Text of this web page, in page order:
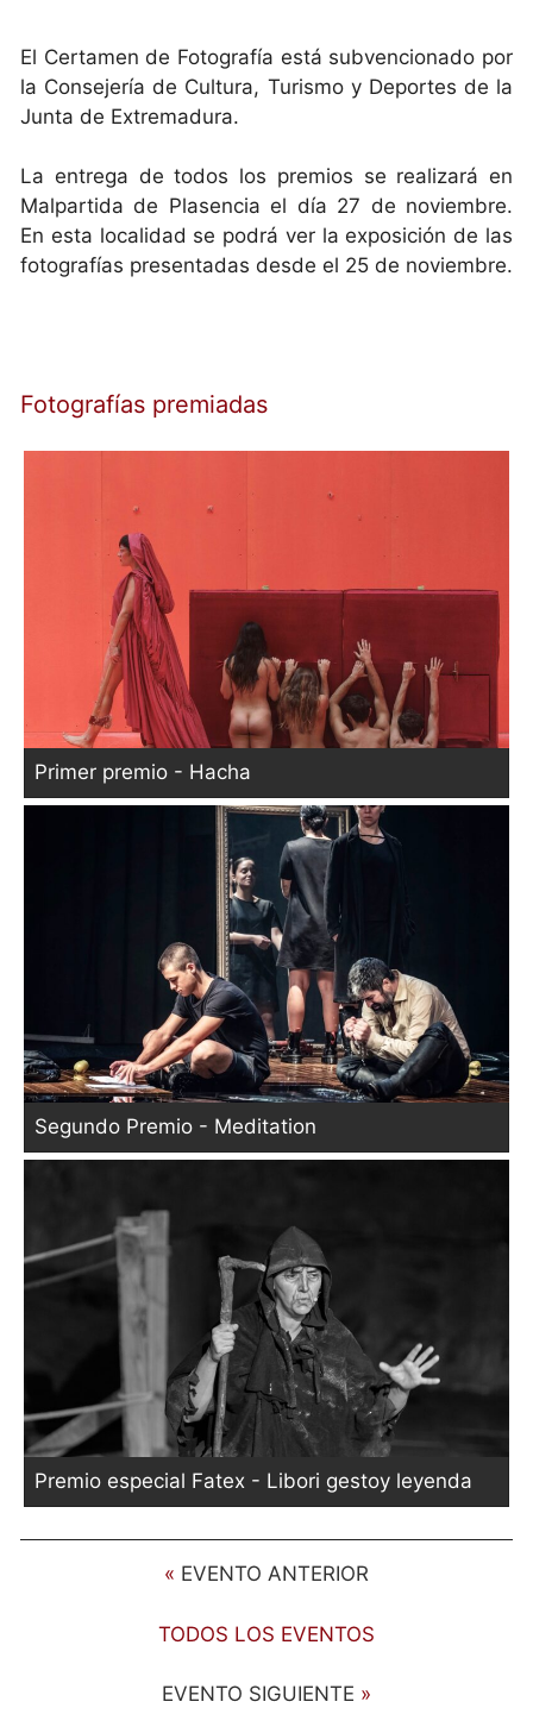
El Certamen de Fotografía está subvencionado por
la Consejería de Cultura, Turismo y Deportes de la
Junta de Extremadura.
La entrega de todos los premios se realizará en
Malpartida de Plasencia el día 27 de noviembre.
En esta localidad se podrá ver la exposición de las
fotografías presentadas desde el 25 de noviembre.
Fotografías premiadas
Primer premio - Hacha
Segundo Premio - Meditation
Premio especial Fatex - Libori gestoy leyenda
« EVENTO ANTERIOR
TODOS LOS EVENTOS
EVENTO SIGUIENTE »